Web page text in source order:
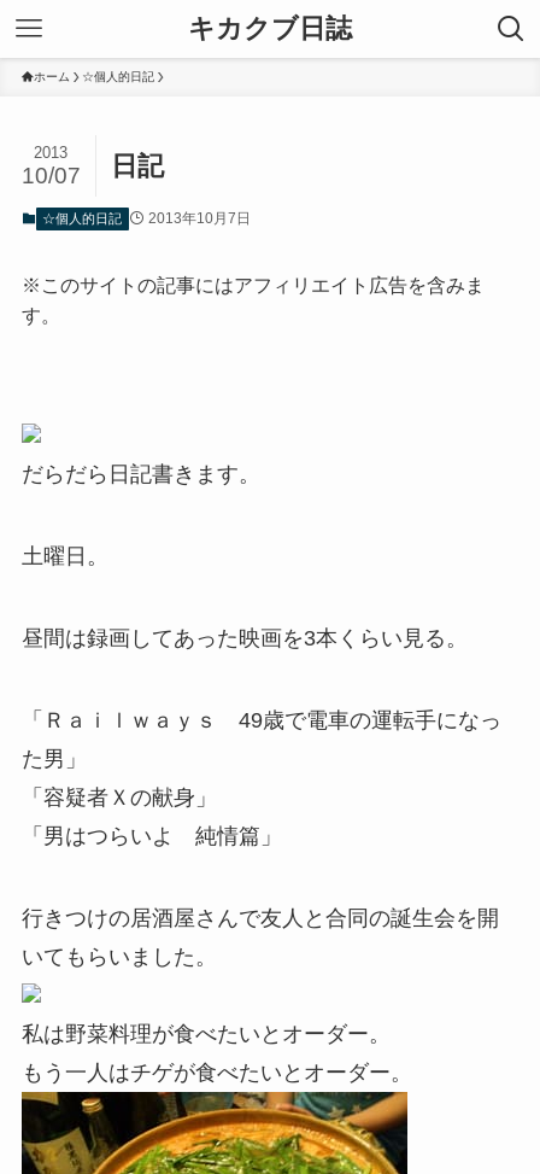
キカクブ日誌
ホーム ☆個人的日記
日記
2013
10/07
☆個人的日記 2013年10月7日
※このサイトの記事にはアフィリエイト広告を含みま
す。
だらだら日記書きます。
土曜日。
昼間は録画してあった映画を3本くらい見る。
「Ｒａｉｌｗａｙｓ 49歳で電車の運転手になっ
た男」
「容疑者Ｘの献身」
「男はつらいよ 純情篇」
行きつけの居酒屋さんで友人と合同の誕生会を開
いてもらいました。
私は野菜料理が食べたいとオーダー。
もう一人はチゲが食べたいとオーダー。